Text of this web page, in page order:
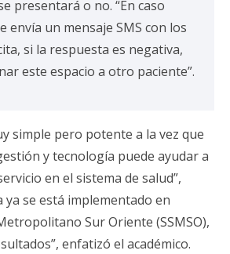
presentará o no. “En caso
envía un mensaje SMS con los
si la respuesta es negativa,
este espacio a otro paciente”.
simple pero potente a la vez que
y tecnología puede ayudar a
en el sistema de salud”,
ya se está implementado en
Sur Oriente (SSMSO),
enfatizó el académico.